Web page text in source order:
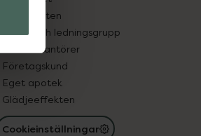
Samarbeten
Ägare och ledningsgrupp
För leverantörer
Företagskund
Eget apotek
Glädjeeffekten
Cookieinställningar